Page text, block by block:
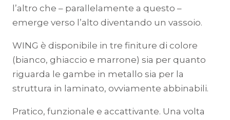
l’altro che – parallelamente a questo –
emerge verso l’alto diventando un vassoio.
WING è disponibile in tre finiture di colore
(bianco, ghiaccio e marrone) sia per quanto
riguarda le gambe in metallo sia per la
struttura in laminato, ovviamente abbinabili.
Pratico, funzionale e accattivante. Una volta